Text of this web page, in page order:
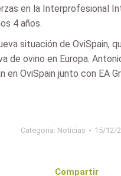
en la Interprofesional
4 años.
situación de
de ovino en Europa.
OviSpain junto con EA
Categoria: Noticias 15/12/
Compartir